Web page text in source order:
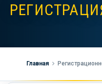
УСЛУГИ ГК ГОСТ-
СТОИМОСТЬ РАБОТ
НАША КОМПАНИЯ
Главная